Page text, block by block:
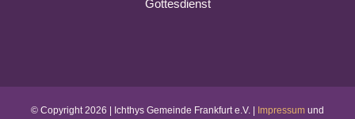
Gottesdienst
© Copyright2026 | Ichthys Gemeinde Frankfurt e.V. | Impressum und